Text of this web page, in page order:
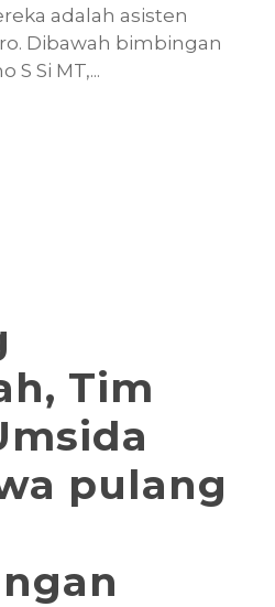
adalah asisten
Dibawah bimbingan
S Si MT,...
Tim
pulang